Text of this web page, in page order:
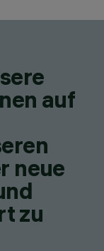
auf
neue
zu